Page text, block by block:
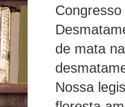
de mata
Nossa